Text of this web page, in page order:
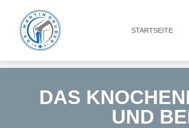
Zum
Inhalt
springen
STARTSEITE
DAS
UND